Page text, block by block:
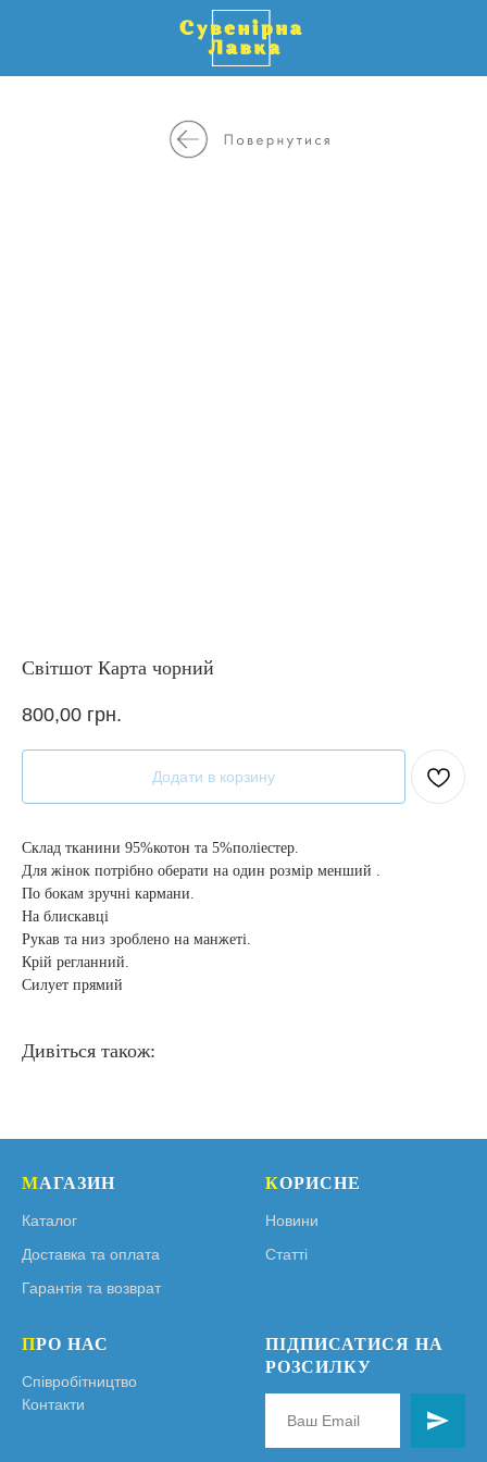
Світшот Карта чорний
800,00 грн.
Додати в корзину
Склад тканини 95%котон та 5%поліестер.
Для жінок потрібно оберати на один розмір менший .
По бокам зручні кармани.
На блискавці
Рукав та низ зроблено на манжеті.
Крій регланний.
Силует прямий
Дивіться також:
МАГАЗИН
Каталог
Доставка та оплата
Гарантія та возврат
КОРИСНЕ
Новини
Статті
ПРО НАС
Співробітництво
Контакти
ПІДПИСАТИСЯ НА
РОЗСИЛКУ